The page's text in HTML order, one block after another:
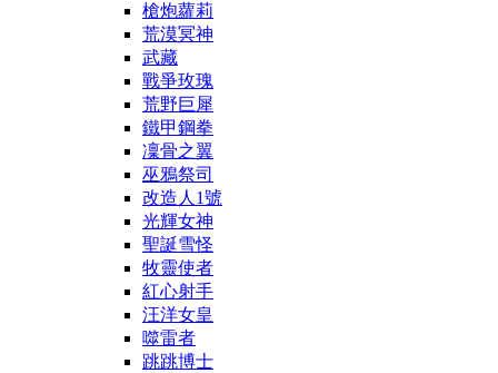
槍炮蘿莉
荒漠冥神
武藏
戰爭玫瑰
荒野巨犀
鐵甲鋼拳
凜骨之翼
巫鴉祭司
改造人1號
光輝女神
聖誕雪怪
牧靈使者
紅心射手
汪洋女皇
噬雷者
跳跳博士